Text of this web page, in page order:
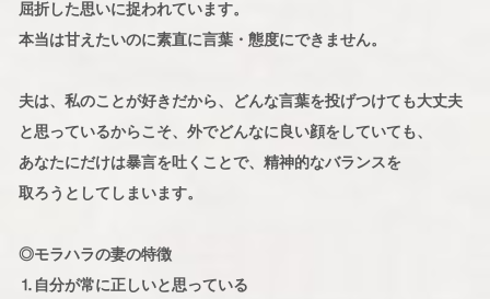
屈折した思いに捉われています。
本当は甘えたいのに素直に言葉・態度にできません。
夫は、私のことが好きだから、どんな言葉を投げつけても大丈夫
と思っているからこそ、外でどんなに良い顔をしていても、
あなたにだけは暴言を吐くことで、精神的なバランスを
取ろうとしてしまいます。
◎モラハラの妻の特徴
⒈自分が常に正しいと思っている